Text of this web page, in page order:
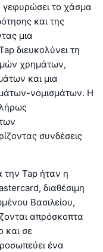
γεφυρώσει το χάσμα
και της
μια
διευκολύνει τη
χρημάτων,
και μια
νομισμάτων. Η
συνδέσεις
την Tap ήταν η
διαθέσιμη
Βασιλείου,
απρόσκοπτα
και σε
ένα